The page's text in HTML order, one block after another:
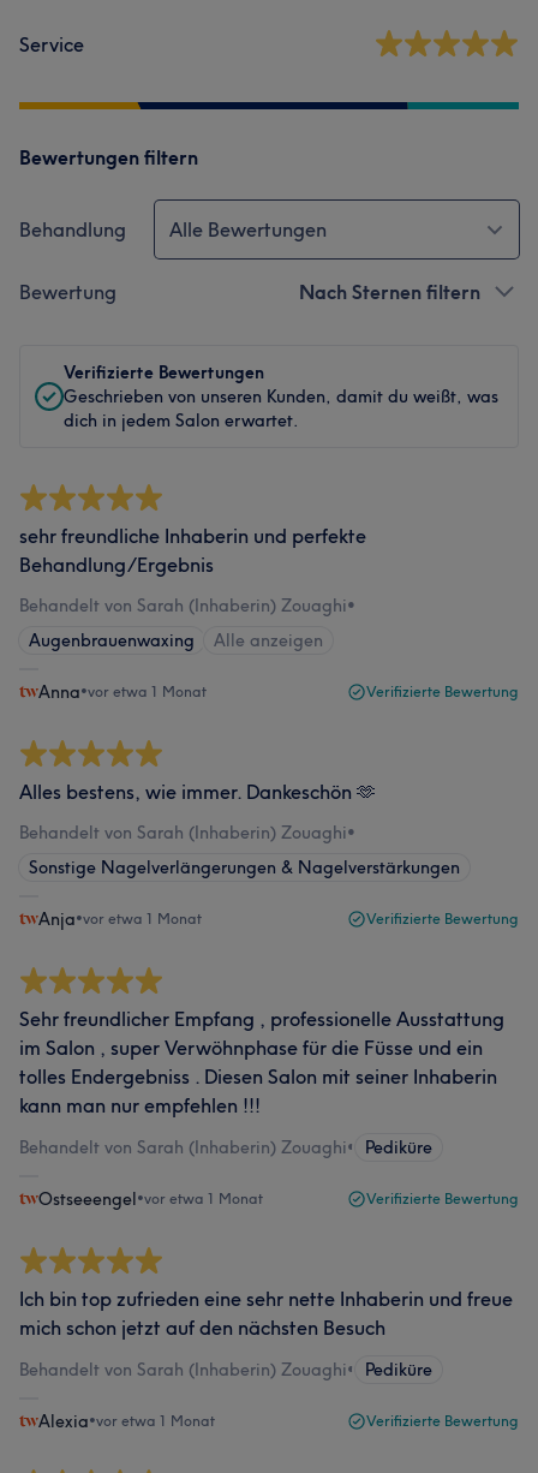
Service
Bewertungen filtern
Behandlung Alle Bewertungen
Bewertung Nach Sternen filtern
Verifizierte Bewertungen
Geschrieben von unseren Kunden, damit du weißt, was
dich in jedem Salon erwartet.
sehr freundliche Inhaberin und perfekte
Behandlung/Ergebnis
Behandelt von Sarah (Inhaberin) Zouaghi•
Augenbrauenwaxing
Alle anzeigen
Anna•vor etwa 1 Monat Verifizierte Bewertung
Alles bestens, wie immer. Dankeschön 🫶
Behandelt von Sarah (Inhaberin) Zouaghi•
Sonstige Nagelverlängerungen & Nagelverstärkungen
Anja•vor etwa 1 Monat Verifizierte Bewertung
Sehr freundlicher Empfang , professionelle Ausstattung
im Salon , super Verwöhnphase für die Füsse und ein
tolles Endergebniss . Diesen Salon mit seiner Inhaberin
kann man nur empfehlen !!!
Behandelt von Sarah (Inhaberin) Zouaghi• Pediküre
Ostseeengel•vor etwa 1 Monat Verifizierte Bewertung
Ich bin top zufrieden eine sehr nette Inhaberin und freue
mich schon jetzt auf den nächsten Besuch
Behandelt von Sarah (Inhaberin) Zouaghi• Pediküre
Alexia•vor etwa 1 Monat Verifizierte Bewertung